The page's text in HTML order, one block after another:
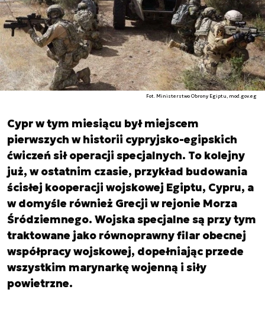
Fot. Ministerstwo Obrony Egiptu, mod.gov.eg
Cypr w tym miesiącu był miejscem
pierwszych w historii cypryjsko-egipskich
ćwiczeń sił operacji specjalnych. To kolejny
już, w ostatnim czasie, przykład budowania
ścisłej kooperacji wojskowej Egiptu, Cypru, a
w domyśle również Grecji w rejonie Morza
Śródziemnego. Wojska specjalne są przy tym
traktowane jako równoprawny filar obecnej
współpracy wojskowej, dopełniając przede
wszystkim marynarkę wojenną i siły
powietrzne.